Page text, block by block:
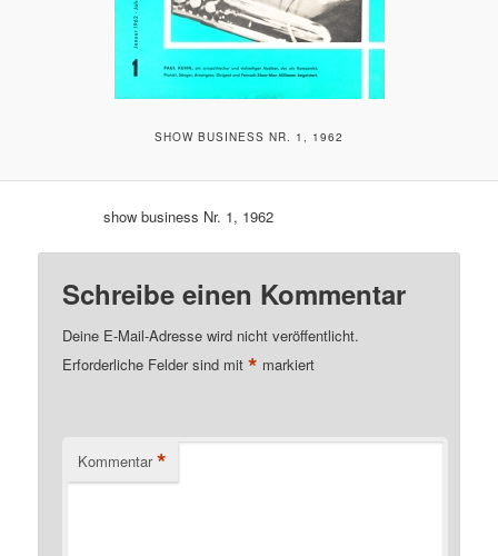
SHOW BUSINESS NR. 1, 1962
show business Nr. 1, 1962
Schreibe einen Kommentar
Deine E-Mail-Adresse wird nicht veröffentlicht.
Erforderliche Felder sind mit* markiert
Kommentar *